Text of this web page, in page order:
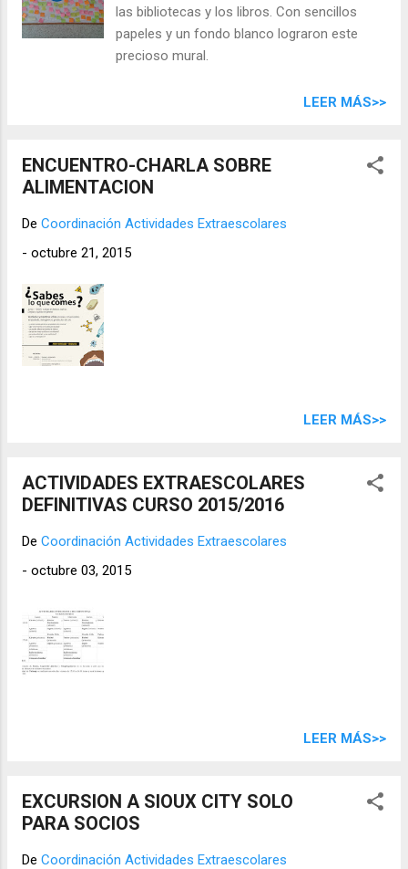
las bibliotecas y los libros. Con sencillos
papeles y un fondo blanco lograron este
precioso mural.
LEER MÁS>>
ENCUENTRO-CHARLA SOBRE
ALIMENTACION
De Coordinación Actividades Extraescolares
- octubre 21, 2015
LEER MÁS>>
ACTIVIDADES EXTRAESCOLARES
DEFINITIVAS CURSO 2015/2016
De Coordinación Actividades Extraescolares
- octubre 03, 2015
LEER MÁS>>
EXCURSION A SIOUX CITY SOLO
PARA SOCIOS
De Coordinación Actividades Extraescolares